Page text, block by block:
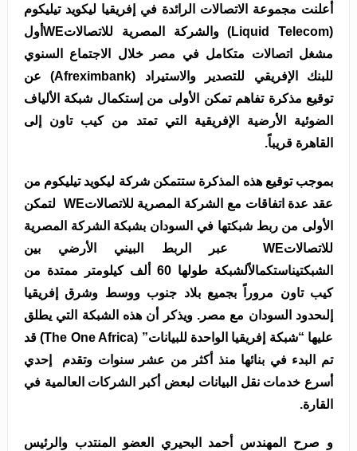
أعلنت مجموعة الاتصالات الرائدة في إفريقيا ليكويد تيليكوم
(Liquid Telecom) والشركة المصرية للاتصالاتWEأول
مشغل اتصالات متكامل في مصر خلال الاجتماع السنوي
للبنك الإفريقي للتصدير والاستيراد (Afreximbank) عن
توقيع مذكرة تفاهم تمكن الأولى من إستكمال شبكة الألياف
الضوئية الأرضية الإفريقية التي تمتد من كيب تاون إلى
القاهرة قريباً.
بموجب توقيع هذه المذكرة ستتمكن شركة ليكويد تيليكوم من
عقد عدة اتفاقات مع الشركة المصرية للاتصالاتWE لتمكن
الأولى من ربط شبكتها في السودان بشبكة الشركة المصرية
للاتصالاتWE عبر الربط البيني الأرضي بين
الشبكتيناستكمالاًلشبكة طولها 60 ألف كيلومتر ممتدة من
كيب تاون مروراً بجميع بلاد جنوب ووسط وشرق إفريقيا
إلىحدود السودان مع مصر. ويذكر أن هذه الشبكة التي يطلق
عليها “شبكة إفريقيا الواحدة للبيانات” (The One Africa) قد
تم البدء في بنائها منذ أكثر من عشر سنوات وتقدم إحدي
أسرع خدمات نقل البيانات لبعض أكبر الشركات العالمية في
القارة.
و صرح المهندس أحمد البحيري العضو المنتدب والرئيس